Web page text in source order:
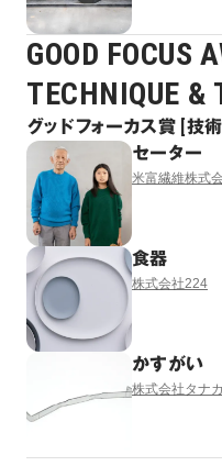
GOOD FOCUS
TECHNIQUE &
グッドフォーカス賞 [技
セーター
米富繊維株式
食器
株式会社224
かすがい
株式会社タナカ